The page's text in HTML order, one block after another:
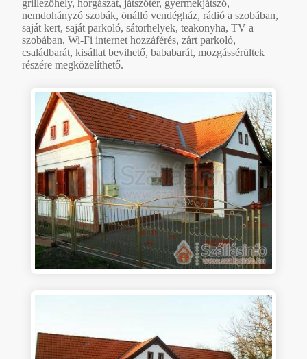
grillezőhely, horgászat, játszótér, gyermekjátszó,
nemdohányzó szobák, önálló vendégház, rádió a szobában,
saját kert, saját parkoló, sátorhelyek, teakonyha, TV a
szobában, Wi-Fi internet hozzáférés, zárt parkoló,
családbarát, kisállat bevihető, bababarát, mozgássérültek
részére megközelíthető.